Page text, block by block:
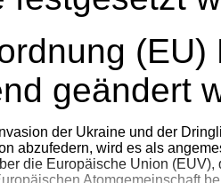
geändert
der Ukraine und der
abzufedern, wird es als
die Europäische Union
Atomgemeinschaft